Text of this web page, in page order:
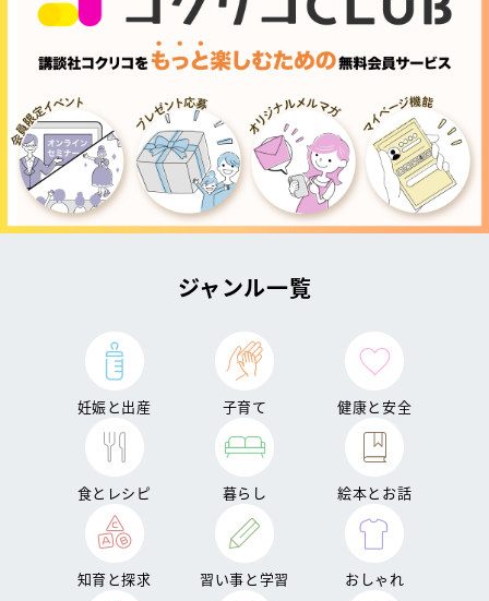
ジャンル一覧
妊娠と出産 子育て 健康と安全
食とレシピ 暮らし 絵本とお話
知育と探求 習い事と学習 おしゃれ